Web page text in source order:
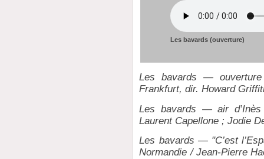
Les bavards (ouverture)
Les bavards — ouverture
Frankfurt, dir. Howard
Les bavards — air d’Inès
Laurent Capellone ; Jodie
Les bavards — "C’est
Normandie / Jean-Pierre